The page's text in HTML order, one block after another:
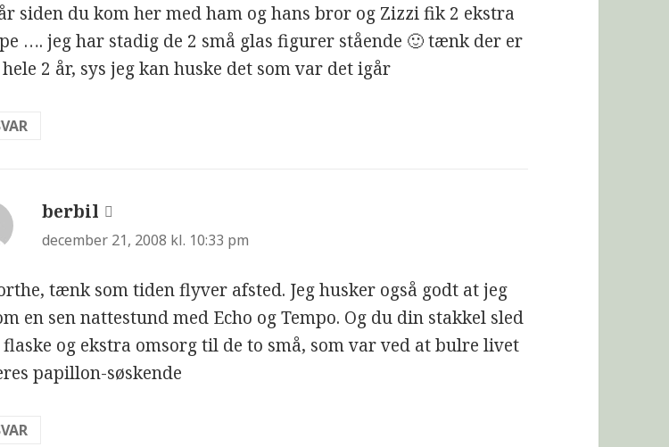
siden du kom her med ham og hans bror og Zizzi fik 2 ekstra
…. jeg har stadig de 2 små glas figurer stående 🙂 tænk der er
hele 2 år, sys jeg kan huske det som var det igår
berbil siger:
december 21, 2008 kl. 10:33 pm
tænk som tiden flyver afsted. Jeg husker også godt at jeg
en sen nattestund med Echo og Tempo. Og du din stakkel sled
og ekstra omsorg til de to små, som var ved at bulre livet
papillon-søskende